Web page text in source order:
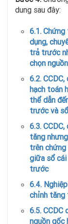
dung sau đây:
6.1.
dụng,
trả trước
chọn
6.2.
hạch toán
thể dẫn
trước và
6.3.
tăng
trên
giữa sổ
trước
6.4.
chỉnh tăng
6.5.
nguồn gốc